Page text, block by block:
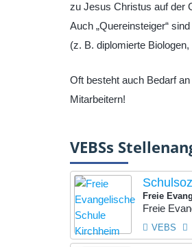
zu Jesus Christus auf der
Auch „Quereinsteiger“
(z. B. diplomierte
Oft besteht auch Bedarf
Mitarbeitern!
VEBSs
Freie
Freie
VEBS